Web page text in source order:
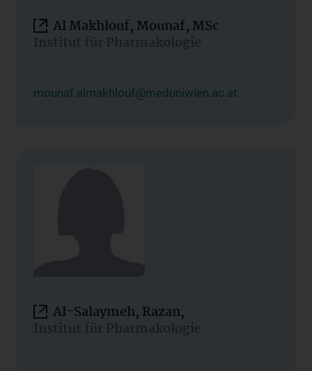
Al Makhlouf, Mounaf, MSc
Institut für Pharmakologie
mounaf.almakhlouf@meduniwien.ac.at
Al-Salaymeh, Razan,
Institut für Pharmakologie